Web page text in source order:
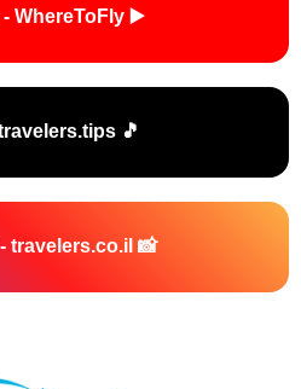
▶️ YouTube - WhereToFly
🎵 TikTok - travelers.tips
📸 Instagram - travelers.co.il